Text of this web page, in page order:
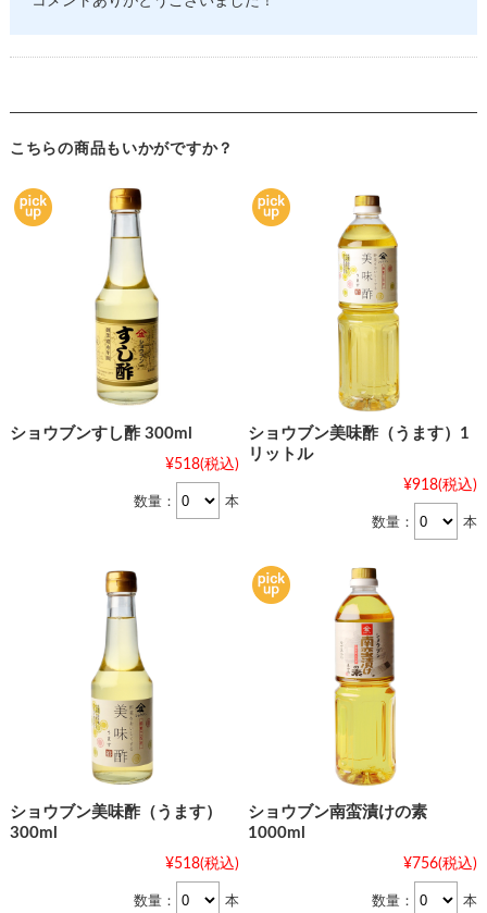
こちらの商品もいかがですか？
ショウブンすし酢 300ml
¥518(税込)
数量： 本
ショウブン美味酢（うます）1
リットル
¥918(税込)
数量： 本
ショウブン美味酢（うます）
300ml
¥518(税込)
数量： 本
ショウブン南蛮漬けの素
1000ml
¥756(税込)
数量： 本